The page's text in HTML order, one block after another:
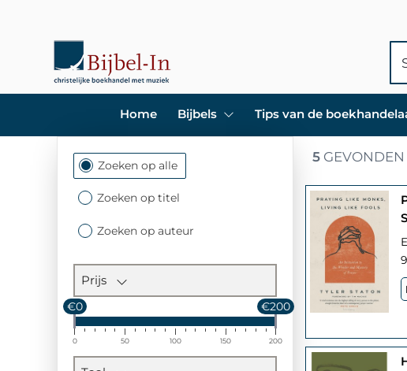
Home Bijbels Tips van de
Filtersectie
Zoeken op alle
Zoeken op titel
Zoeken op auteur
Prijs
€0 €200
0 50 100 150 200
5 GEVONDEN